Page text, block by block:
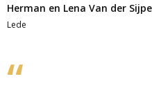
Herman en Lena Van der
Lede